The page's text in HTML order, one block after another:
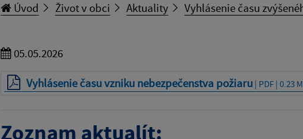
Úvod Život v obci Aktuality Vyhlásenie času
05.05.2026
Vyhlásenie času vzniku nebezpečenstva požiaru| PDF | 0.23
Zoznam aktualít: